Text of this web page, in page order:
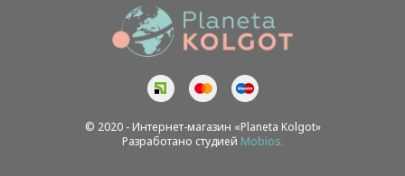
© 2020 - Интернет-магазин «Planeta Kolgot»
Разработано студией Mobios.